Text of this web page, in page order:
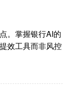
。掌握银行AI的
效工具而非风控